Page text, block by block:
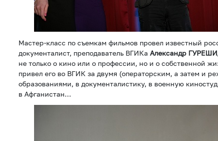
Мастер-класс по съемкам фильмов провел известный
документалист, преподаватель ВГИКа Александр
не только о кино или о профессии, но и о собственной
привел его во ВГИК за двумя (операторским, а затем и
образованиями, в документалистику, в военную
в Афганистан…